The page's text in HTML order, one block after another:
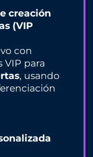
creación
(VIP
con
VIP para
, usando